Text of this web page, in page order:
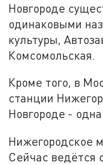
Новгороде
одинаковыми
культуры,
Комсомольская.
Кроме того, в
станции
Новгороде -
Нижегородское
Сейчас ведётся